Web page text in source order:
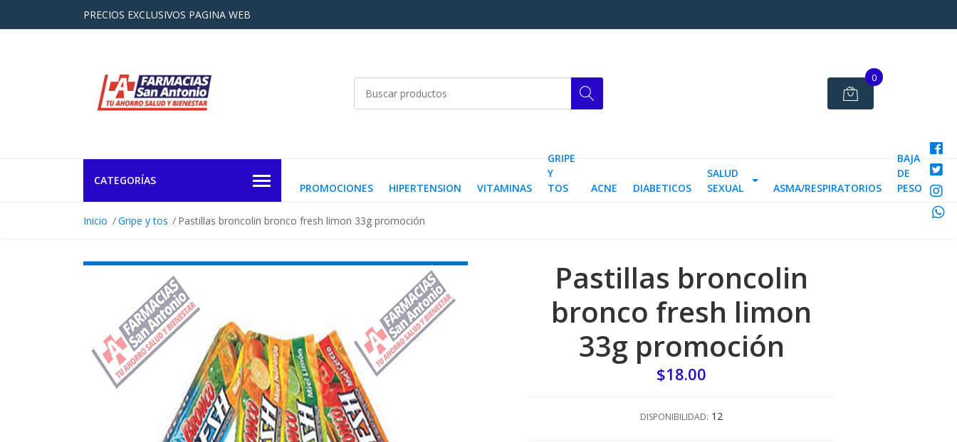
PRECIOS EXCLUSIVOS PAGINA WEB
0
CATEGORÍAS
PROMOCIONES HIPERTENSION VITAMINAS
GRIPE
Y
TOS
ACNE DIABETICOS
SALUD
SEXUAL
ASMA/RESPIRATORIOS
BAJA
DE
PESO
Inicio Gripe y tos Pastillas broncolin bronco fresh limon 33g promoción
Pastillas broncolin
bronco fresh limon
33g promoción
$18.00
DISPONIBILIDAD: 12